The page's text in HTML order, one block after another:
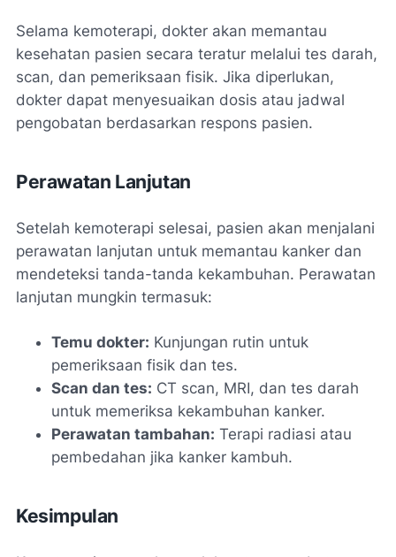
Selama kemoterapi, dokter akan memantau
kesehatan pasien secara teratur melalui tes darah,
scan, dan pemeriksaan fisik. Jika diperlukan,
dokter dapat menyesuaikan dosis atau jadwal
pengobatan berdasarkan respons pasien.
Perawatan Lanjutan
Setelah kemoterapi selesai, pasien akan menjalani
perawatan lanjutan untuk memantau kanker dan
mendeteksi tanda-tanda kekambuhan. Perawatan
lanjutan mungkin termasuk:
Temu dokter: Kunjungan rutin untuk
pemeriksaan fisik dan tes.
Scan dan tes: CT scan, MRI, dan tes darah
untuk memeriksa kekambuhan kanker.
Perawatan tambahan: Terapi radiasi atau
pembedahan jika kanker kambuh.
Kesimpulan